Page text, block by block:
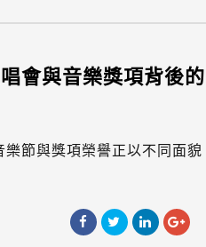
會與音樂獎項背後的
節與獎項榮譽正以不同面貌